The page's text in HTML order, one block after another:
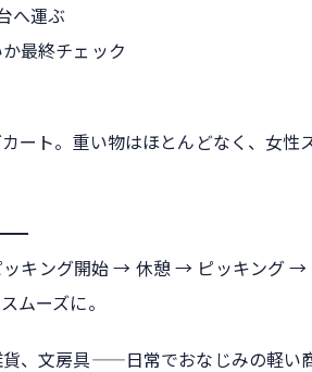
へ運ぶ
最終チェック
ート。重い物はほとんどなく、女
━━
キング開始 → 休憩 → ピッキング →
ムーズに。
、文房具——日常でおなじみの軽い